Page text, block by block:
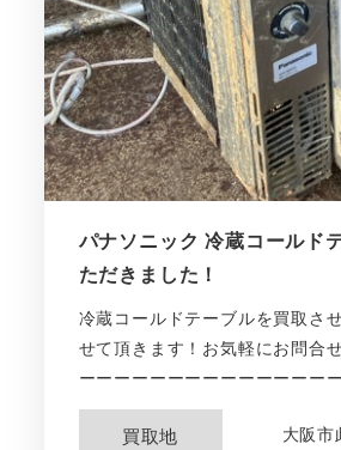
パナソニック 冷蔵コールド
ただきました！
冷蔵コールドテーブルを買取さ
せて頂きます！お気軽にお問合
ーーーーーーーーーーーーー
買取地 大阪市